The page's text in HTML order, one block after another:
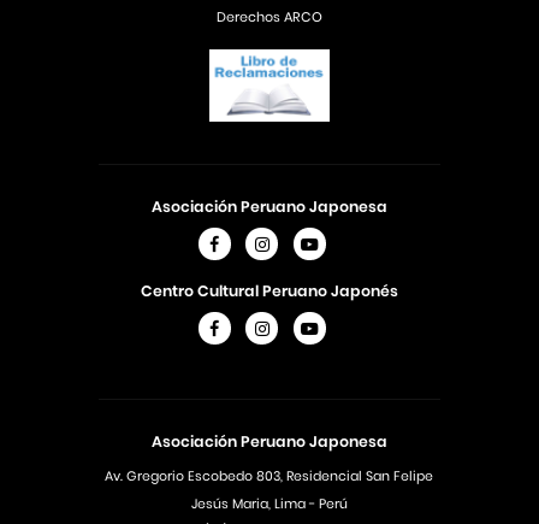
Asociación Peruano Japonesa
Av. Gregorio Escobedo 803, Residencial San Felipe
Jesús Maria, Lima - Perú
Asociación Peruano Japonesa
Centro Cultural Peruano Japonés
Derechos ARCO